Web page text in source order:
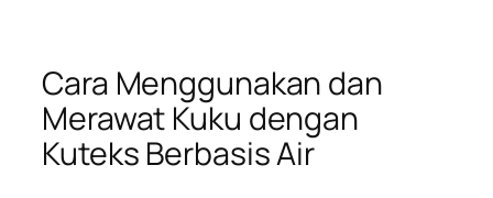
Cara Menggunakan dan
Merawat Kuku dengan
Kuteks Berbasis Air